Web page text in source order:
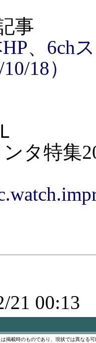
事
HP、6ch
18）
タ特集
21 00:13
は掲載時のものであり、現状では異なる